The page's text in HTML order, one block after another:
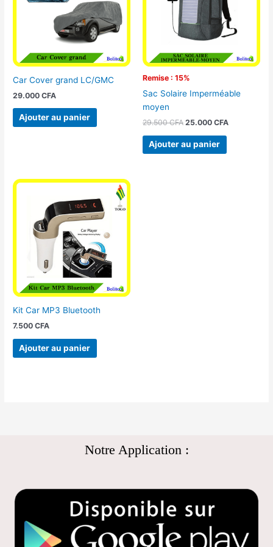
Car Cover grand LC/GMC
29.000CFA
Ajouter au panier
Remise : 15%
Sac Solaire Imperméable
moyen
29.500CFA 25.000 CFA
Ajouter au panier
Kit Car MP3 Bluetooth
7.500CFA
Ajouter au panier
Notre Application :